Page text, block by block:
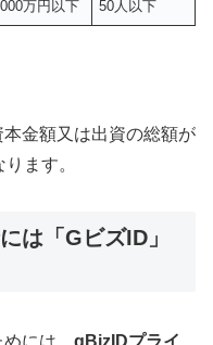
万円以下
50人以下
本金額又は出資の総額が
ます。
は「GビズID」